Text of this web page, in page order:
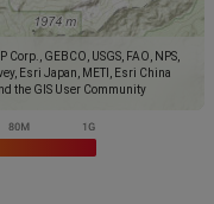
GEBCO, USGS, FAO, NPS,
Esri Japan, METI, Esri China
the GIS User Community